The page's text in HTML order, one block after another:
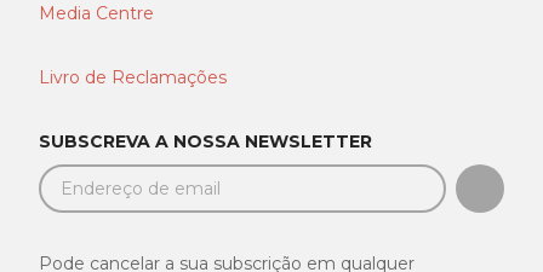
Media Centre
Livro de Reclamações
SUBSCREVA A NOSSA NEWSLETTER
Pode cancelar a sua subscrição em qualquer